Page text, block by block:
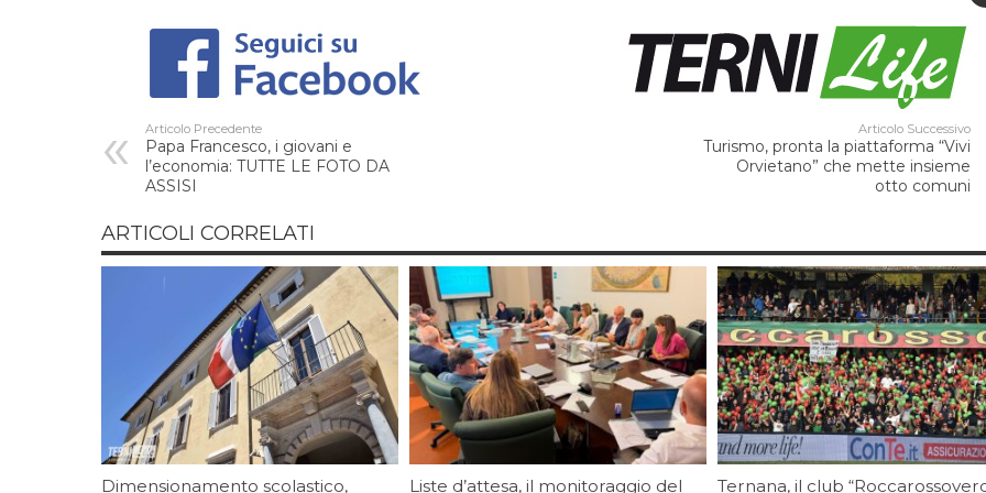
Articolo Precedente
Papa Francesco, i giovani e
l’economia: TUTTE LE FOTO DA
ASSISI
Articolo Successivo
Turismo, pronta la piattaforma “Vivi
Orvietano” che mette insieme
otto comuni
ARTICOLI CORRELATI
Dimensionamento scolastico, Liste d’attesa, il monitoraggio del Ternana, il club